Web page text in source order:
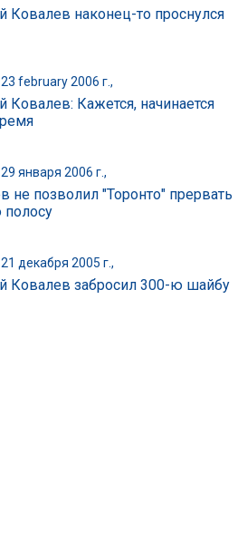
Ковалев наконец-то проснулся
23 february 2006 г.,
Ковалев: Кажется, начинается
29 января 2006 г.,
не позволил "Торонто" прервать
21 декабря 2005 г.,
Ковалев забросил 300-ю шайбу